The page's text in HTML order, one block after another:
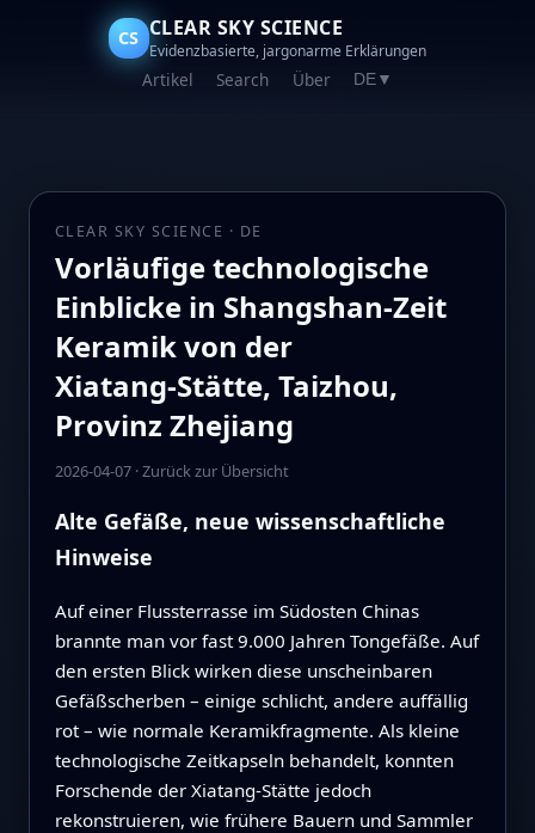
CS CLEAR SKY SCIENCE
Evidenzbasierte, jargonarme Erklärungen
Artikel Search Über DE▼
CLEAR SKY SCIENCE · DE
Vorläufige technologische
Einblicke in Shangshan‑Zeit
Keramik von der
Xiatang‑Stätte, Taizhou,
Provinz Zhejiang
2026-04-07·Zurück zur Übersicht
Alte Gefäße, neue wissenschaftliche
Hinweise
Auf einer Flussterrasse im Südosten Chinas
brannte man vor fast 9.000 Jahren Tongefäße. Auf
den ersten Blick wirken diese unscheinbaren
Gefäßscherben – einige schlicht, andere auffällig
rot – wie normale Keramikfragmente. Als kleine
technologische Zeitkapseln behandelt, konnten
Forschende der Xiatang‑Stätte jedoch
rekonstruieren, wie frühere Bauern und Sammler